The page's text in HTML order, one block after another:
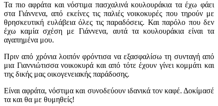
Τα πιο αφράτα και νόστιμα πασχαλινά κουλουράκια τα έχω φάει
στα Γιάννενα, από εκείνες τις παλιές νοικοκυρές που τηρούν με
θρησκευτική ευλάβεια όλες τις παραδόσεις. Και παρόλο που δεν
έχω καμία σχέση με Γιάννενα, αυτά τα κουλουράκια είναι τα
αγαπημένα μου.
Πριν από χρόνια λοιπόν φρόντισα να εξασφαλίσω τη συνταγή από
μια Γιαννιώτισσα νοικοκυρά και από τότε έχουν γίνει κομμάτι και
της δικής μας οικογενειακής παράδοσης.
Είναι αφράτα, νόστιμα και συνοδεύουν ιδανικά τον καφέ. Δοκίμασέ
τα και θα με θυμηθείς!